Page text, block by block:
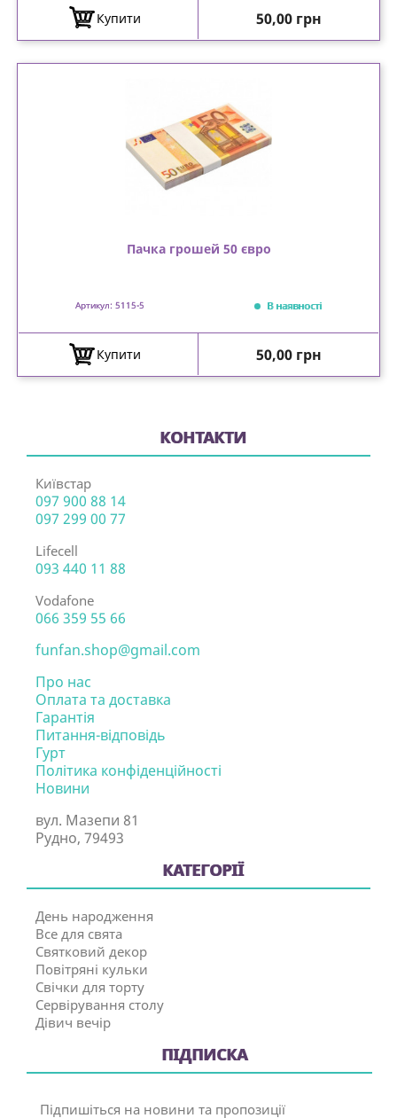
Купити Ціна
50,00 грн
Пачка грошей 50 євро
Артикул: 5115-5 В наявності
Купити Ціна
50,00 грн
КОНТАКТИ
Київстар
097 900 88 14
097 299 00 77
Lifecell
093 440 11 88
Vodafone
066 359 55 66
funfan.shop@gmail.com
Про нас
Оплата та доставка
Гарантія
Питання-відповідь
Гурт
Політика конфіденційності
Новини
вул. Мазепи 81
Рудно, 79493
КАТЕГОРІЇ
День народження
Все для свята
Святковий декор
Повітряні кульки
Свічки для торту
Сервірування столу
Дівич вечір
ПІДПИСКА
Підпишіться на новини та пропозиції